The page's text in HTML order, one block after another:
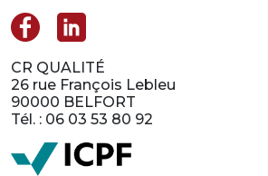
CR QUALITÉ
26 rue François Lebleu
90000 BELFORT
Tél. : 06 03 53 80 92